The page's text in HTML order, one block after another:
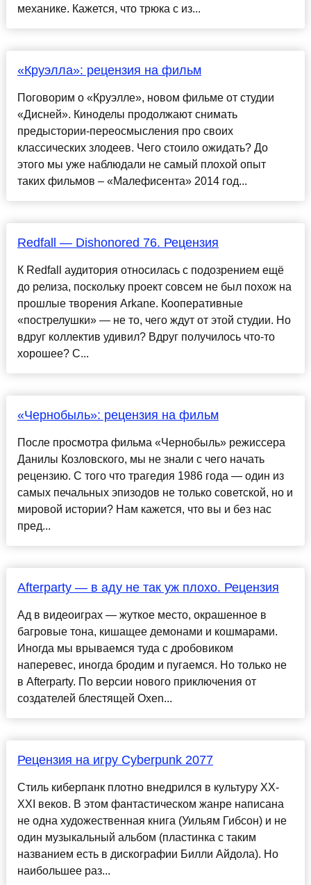
механике. Кажется, что трюка с из...
«Круэлла»: рецензия на фильм
Поговорим о «Круэлле», новом фильме от студии
«Дисней». Киноделы продолжают снимать
предыстории-переосмысления про своих
классических злодеев. Чего стоило ожидать? До
этого мы уже наблюдали не самый плохой опыт
таких фильмов – «Малефисента» 2014 год...
Redfall — Dishonored 76. Рецензия
К Redfall аудитория относилась с подозрением ещё
до релиза, поскольку проект совсем не был похож на
прошлые творения Arkane. Кооперативные
«пострелушки» — не то, чего ждут от этой студии. Но
вдруг коллектив удивил? Вдруг получилось что-то
хорошее? С...
«Чернобыль»: рецензия на фильм
После просмотра фильма «Чернобыль» режиссера
Данилы Козловского, мы не знали с чего начать
рецензию. С того что трагедия 1986 года — один из
самых печальных эпизодов не только советской, но и
мировой истории? Нам кажется, что вы и без нас
пред...
Afterparty — в аду не так уж плохо. Рецензия
Ад в видеоиграх — жуткое место, окрашенное в
багровые тона, кишащее демонами и кошмарами.
Иногда мы врываемся туда с дробовиком
наперевес, иногда бродим и пугаемся. Но только не
в Afterparty. По версии нового приключения от
создателей блестящей Oxen...
Рецензия на игру Cyberpunk 2077
Стиль киберпанк плотно внедрился в культуру XX-
XXI веков. В этом фантастическом жанре написана
не одна художественная книга (Уильям Гибсон) и не
один музыкальный альбом (пластинка с таким
названием есть в дискографии Билли Айдола). Но
наибольшее раз...